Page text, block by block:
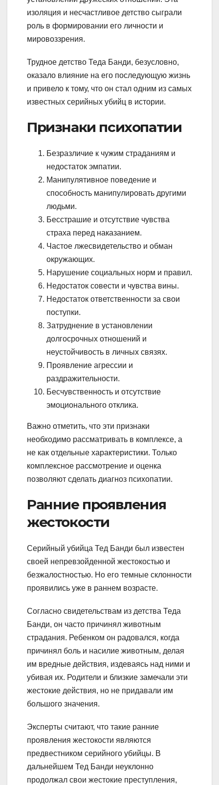
изоляция и несчастливое детство сыграли
роль в формировании его личности и
мировоззрения.
Трудное детство Теда Банди, безусловно,
оказало влияние на его последующую жизнь
и привело к тому, что он стал одним из самых
известных серийных убийц в истории.
Признаки психопатии
Безразличие к чужим страданиям и
недостаток эмпатии.
Манипулятивное поведение и
способность манипулировать другими
людьми.
Бесстрашие и отсутствие чувства
страха перед наказанием.
Частое лжесвидетельство и обман
окружающих.
Нарушение социальных норм и правил.
Недостаток совести и чувства вины.
Недостаток ответственности за свои
поступки.
Затруднение в установлении
долгосрочных отношений и
неустойчивость в личных связях.
Проявление агрессии и
раздражительности.
Бесчувственность и отсутствие
эмоционального отклика.
Важно отметить, что эти признаки
необходимо рассматривать в комплексе, а
не как отдельные характеристики. Только
комплексное рассмотрение и оценка
позволяют сделать диагноз психопатии.
Ранние проявления
жестокости
Серийный убийца Тед Банди был известен
своей непревзойденной жестокостью и
безжалостностью. Но его темные склонности
проявились уже в раннем возрасте.
Согласно свидетельствам из детства Теда
Банди, он часто причинял животным
страдания. Ребенком он радовался, когда
причинял боль и насилие животным, делая
им вредные действия, издеваясь над ними и
убивая их. Родители и близкие замечали эти
жестокие действия, но не придавали им
большого значения.
Эксперты считают, что такие ранние
проявления жестокости являются
предвестником серийного убийцы. В
дальнейшем Тед Банди неуклонно
продолжал свои жестокие преступления,